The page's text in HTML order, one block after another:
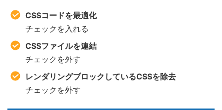
CSSコードを最適化
チェックを入れる
CSSファイルを連結
チェックを外す
レンダリングブロックしているCSSを除去
チェックを外す